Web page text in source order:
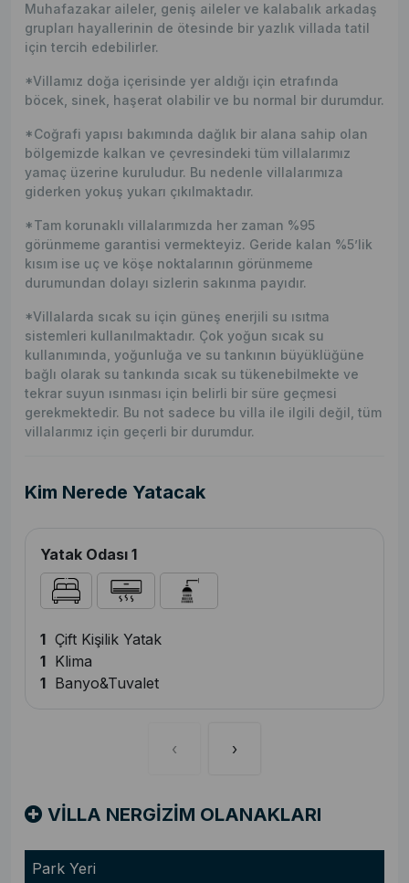
Muhafazakar aileler, geniş aileler ve kalabalık arkadaş
grupları hayallerinin de ötesinde bir yazlık villada tatil
için tercih edebilirler.
*Villamız doğa içerisinde yer aldığı için etrafında
böcek, sinek, haşerat olabilir ve bu normal bir durumdur.
*Coğrafi yapısı bakımında dağlık bir alana sahip olan
bölgemizde kalkan ve çevresindeki tüm villalarımız
yamaç üzerine kuruludur. Bu nedenle villalarımıza
giderken yokuş yukarı çıkılmaktadır.
*Tam korunaklı villalarımızda her zaman %95
görünmeme garantisi vermekteyiz. Geride kalan %5’lik
kısım ise uç ve köşe noktalarının görünmeme
durumundan dolayı sizlerin sakınma payıdır.
*Villalarda sıcak su için güneş enerjili su ısıtma
sistemleri kullanılmaktadır. Çok yoğun sıcak su
kullanımında, yoğunluğa ve su tankının büyüklüğüne
bağlı olarak su tankında sıcak su tükenebilmekte ve
tekrar suyun ısınması için belirli bir süre geçmesi
gerekmektedir. Bu not sadece bu villa ile ilgili değil, tüm
villalarımız için geçerli bir durumdur.
Kim Nerede Yatacak
Yatak Odası 1
1 Çift Kişilik Yatak
1 Klima
1 Banyo&Tuvalet
‹ ›
VİLLA NERGİZİM OLANAKLARI
Park Yeri